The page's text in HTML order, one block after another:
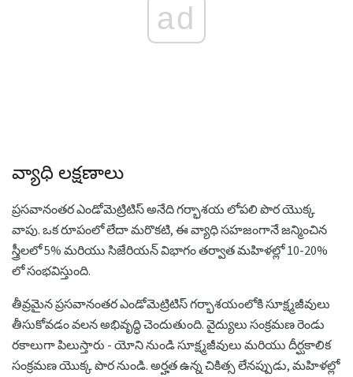
ad
వ్యాధి లక్షణాలు
ప్రసవానంతర ఎండోమెట్రిటిస్ అనేది గర్భాశయ లోపలి పొర యొక్క
వాపు. ఒక రూపంలో లేదా మరొకటి, ఈ వ్యాధి సహజంగానే జన్మించిన
స్త్రీలలో 5% మరియు సిజేరియన్ విభాగం తర్వాత మహిళల్లో 10-20%
లో సంభవిస్తుంది.
తీవ్రమైన ప్రసవానంతర ఎండోమెట్రిటిస్ గర్భాశయంలోకి సూక్ష్మజీవులు
తీసుకోవడం వలన అభివృద్ధి చెందుతుంది. వైద్యులు సంక్రమణ రెండు
రకాలుగా పిలుస్తారు - యోని నుండి సూక్ష్మజీవులు మరియు దీర్ఘకాలిక
సంక్రమణ యొక్క పొర నుండి. అర్హత ఉన్న చికిత్స లేనప్పుడు, మహిళల్లో